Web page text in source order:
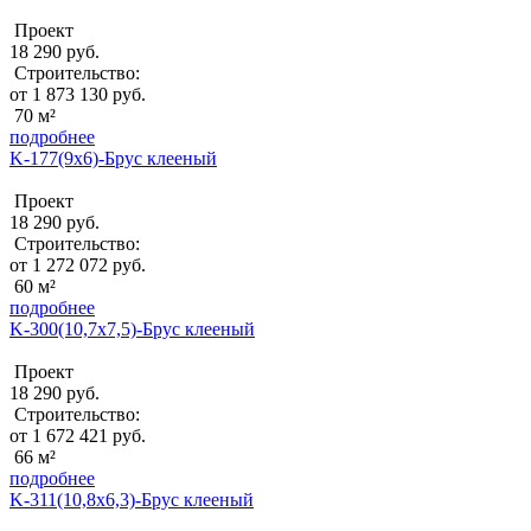
Проект
18 290 руб.
Строительство:
от 1 873 130 руб.
70 м²
подробнее
K-177(9х6)-Брус клееный
Проект
18 290 руб.
Строительство:
от 1 272 072 руб.
60 м²
подробнее
K-300(10,7x7,5)-Брус клееный
Проект
18 290 руб.
Строительство:
от 1 672 421 руб.
66 м²
подробнее
K-311(10,8x6,3)-Брус клееный